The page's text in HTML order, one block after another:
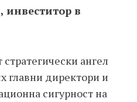
инвеститор в
ангел
главни директори и
сигурност на